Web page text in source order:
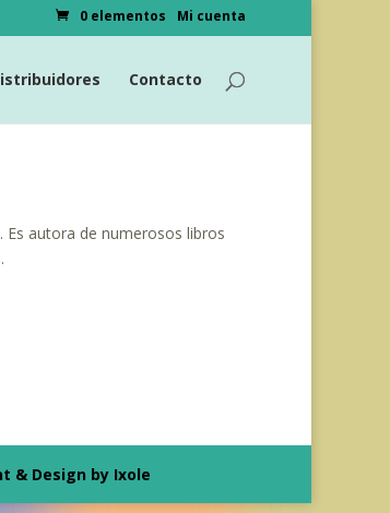
Mi cuenta
0 elementos
Contacto
Es autora de numerosos libros
& Design by Ixole